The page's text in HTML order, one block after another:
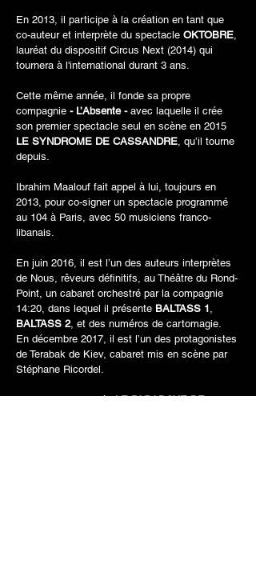
En 2013, il participe à la création en tant que
co-auteur et interprète du spectacle OKTOBRE,
lauréat du dispositif Circus Next (2014) qui
tournera à l'international durant 3 ans.
Cette même année, il fonde sa propre
compagnie - L’Absente -avec laquelle il crée
son premier spectacle seul en scène en 2015
LE SYNDROME DE CASSANDRE, qu’il tourne
depuis.
Ibrahim Maalouf fait appel à lui, toujours en
2013, pour co-signer un spectacle programmé
au 104 à Paris, avec 50 musiciens franco-
libanais.
En juin 2016, il est l’un des auteurs interprètes
de Nous, rêveurs définitifs, au Théâtre du Rond-
Point, un cabaret orchestré par la compagnie
14:20, dans lequel il présente BALTASS 1,
BALTASS 2, et des numéros de cartomagie.
En décembre 2017, il est l’un des protagonistes
de Terabak de Kiev, cabaret mis en scène par
Stéphane Ricordel.
En mars 2018 il créeLE PARADOXE DE